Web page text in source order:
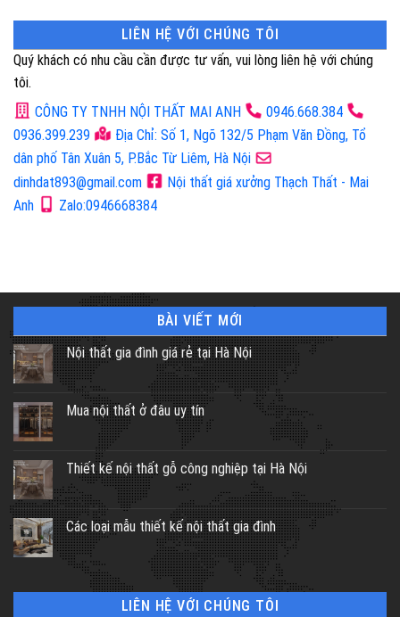
LIÊN HỆ VỚI CHÚNG TÔI
Quý khách có nhu cầu cần được tư vấn, vui lòng liên hệ với chúng
tôi.
CÔNG TY TNHH NỘI THẤT MAI ANH
0946.668.384
0936.399.239
Địa Chỉ: Số 1, Ngõ 132/5 Phạm Văn Đồng, Tổ
dân phố Tân Xuân 5, P.Bắc Từ Liêm, Hà Nội
dinhdat893@gmail.com
Nội thất giá xưởng Thạch Thất - Mai
Anh
Zalo:0946668384
BÀI VIẾT MỚI
Nội thất gia đình giá rẻ tại Hà Nội
Mua nội thất ở đâu uy tín
Thiết kế nội thất gỗ công nghiệp tại Hà Nội
Các loại mẫu thiết kế nội thất gia đình
LIÊN HỆ VỚI CHÚNG TÔI